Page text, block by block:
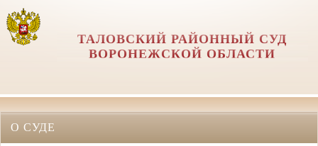
ТАЛОВСКИЙ РАЙОННЫЙ СУД
ВОРОНЕЖСКОЙ ОБЛАСТИ
О СУДЕ